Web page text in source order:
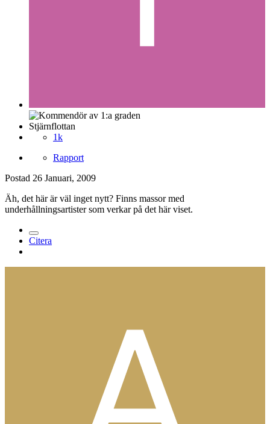
Stjärnflottan
1k
Rapport
Postad 26 Januari, 2009
Äh, det här är väl inget nytt? Finns massor med
underhållningsartister som verkar på det här viset.
Citera